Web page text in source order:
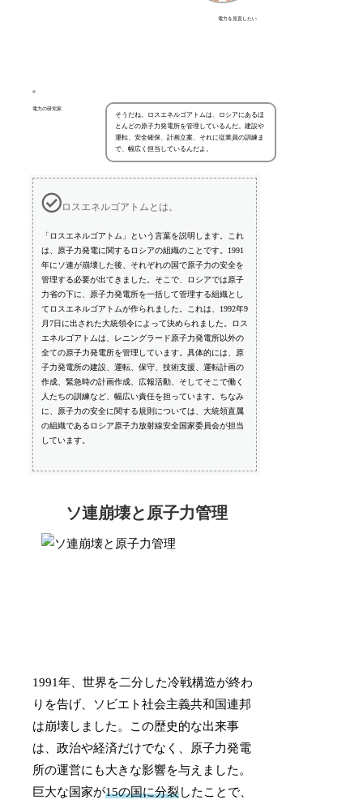
電力を見直したい
電力の研究家
そうだね。ロスエネルゴアトムは、ロシアにあるほ
とんどの原子力発電所を管理しているんだ。建設や
運転、安全確保、計画立案、それに従業員の訓練ま
で、幅広く担当しているんだよ。
ロスエネルゴアトムとは。
「ロスエネルゴアトム」という言葉を説明します。これ
は、原子力発電に関するロシアの組織のことです。1991
年にソ連が崩壊した後、それぞれの国で原子力の安全を
管理する必要が出てきました。そこで、ロシアでは原子
力省の下に、原子力発電所を一括して管理する組織とし
てロスエネルゴアトムが作られました。これは、1992年9
月7日に出された大統領令によって決められました。ロス
エネルゴアトムは、レニングラード原子力発電所以外の
全ての原子力発電所を管理しています。具体的には、原
子力発電所の建設、運転、保守、技術支援、運転計画の
作成、緊急時の計画作成、広報活動、そしてそこで働く
人たちの訓練など、幅広い責任を担っています。ちなみ
に、原子力の安全に関する規則については、大統領直属
の組織であるロシア原子力放射線安全国家委員会が担当
しています。
ソ連崩壊と原子力管理
1991年、世界を二分した冷戦構造が終わ
りを告げ、ソビエト社会主義共和国連邦
は崩壊しました。この歴史的な出来事
は、政治や経済だけでなく、原子力発電
所の運営にも大きな影響を与えました。
巨大な国家が15の国に分裂したことで、